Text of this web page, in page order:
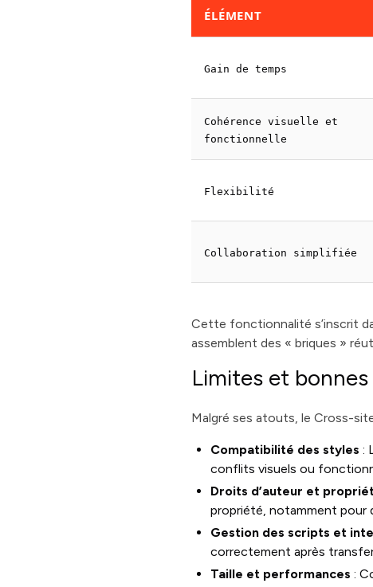
ÉLÉMENT
Gain de temps
Cohérence visuelle et
fonctionnelle
Flexibilité
Collaboration simplifiée
Cette fonctionnalité s’inscrit
assemblent des « briques »
Limites et
Malgré ses atouts, le Cross-
Compatibilité des styles :
conflits visuels ou
Droits d’auteur et
propriété, notamment pour
Gestion des scripts et
correctement après
Taille et performances :